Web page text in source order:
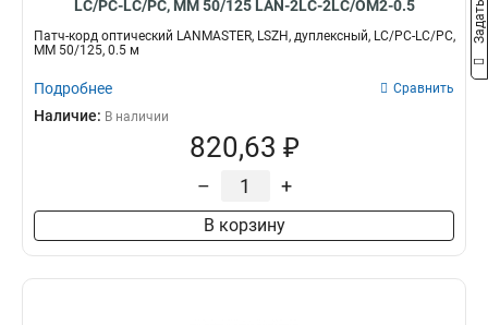
LC/PC-LC/PC, MM 50/125 LAN-2LC-2LC/OM2-0.5
Патч-корд оптический LANMASTER, LSZH, дуплексный, LC/PC-LC/PC,
MM 50/125, 0.5 м
Подробнее Сравнить
Наличие: В наличии
820,63 ₽
– +
В корзину